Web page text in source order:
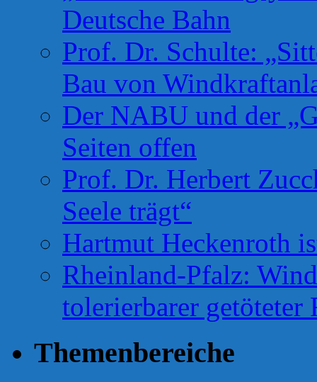
Deutsche Bahn
Prof. Dr. Schulte:
Bau von
Der NABU und der
Seiten offen
Prof. Dr. Herbert
Seele trägt“
Hartmut Heckenroth
Rheinland-Pfalz:
tolerierbarer getöteter
Themenbereiche